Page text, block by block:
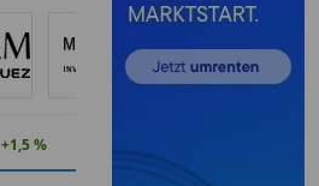
+1,5 %